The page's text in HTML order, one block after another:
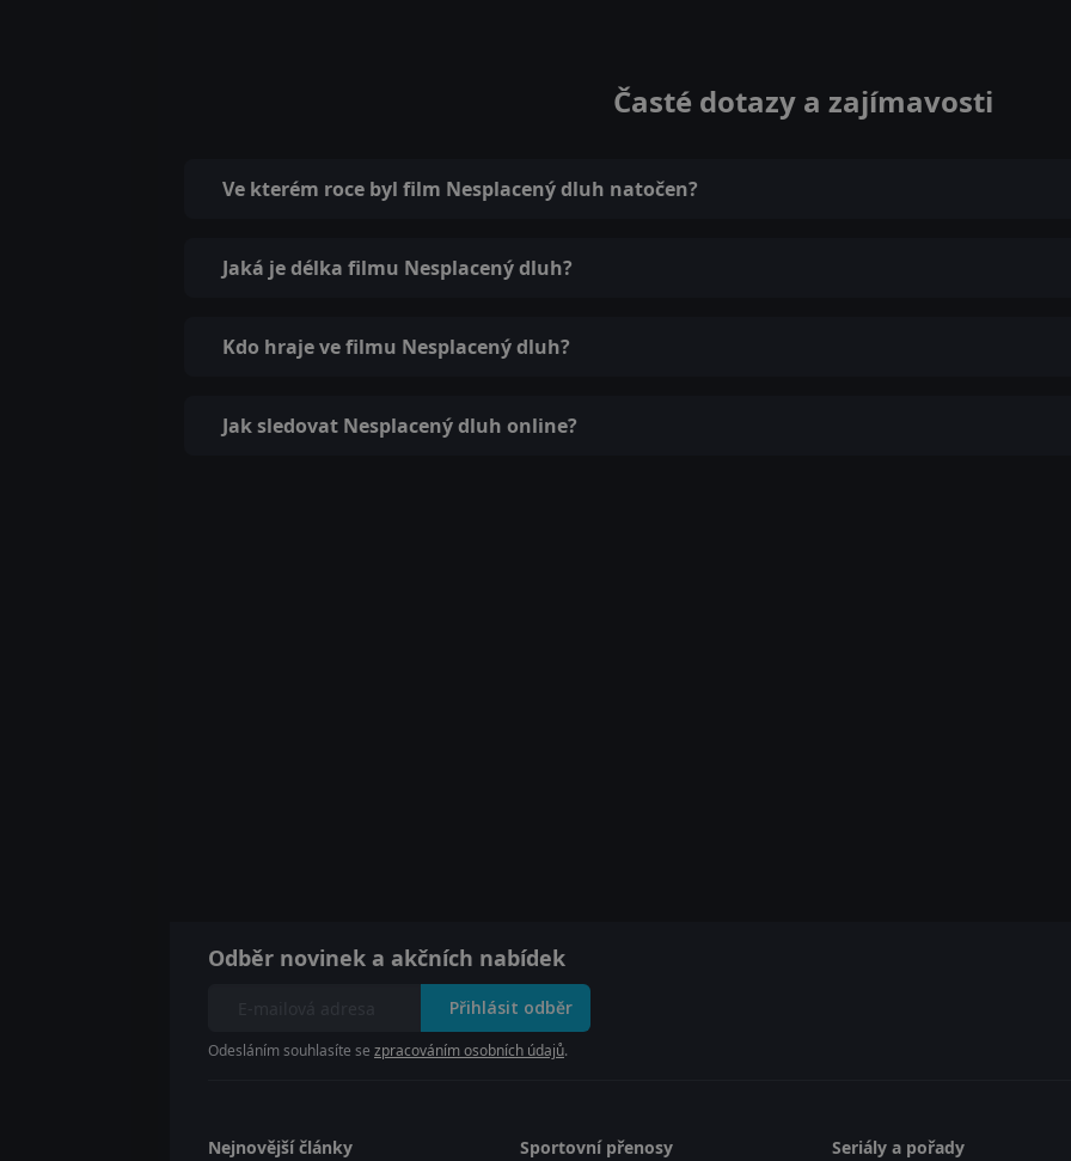
Časté dotazy a zajímavosti
Ve kterém roce byl film Nesplacený dluh natočen?
Jaká je délka filmu Nesplacený dluh?
Kdo hraje ve filmu Nesplacený dluh?
Jak sledovat Nesplacený dluh online?
Odběr novinek a akčních nabídek
Přihlásit odběr
Odesláním souhlasíte se zpracováním osobních údajů.
Nejnovější články Sportovní přenosy Seriály a pořady